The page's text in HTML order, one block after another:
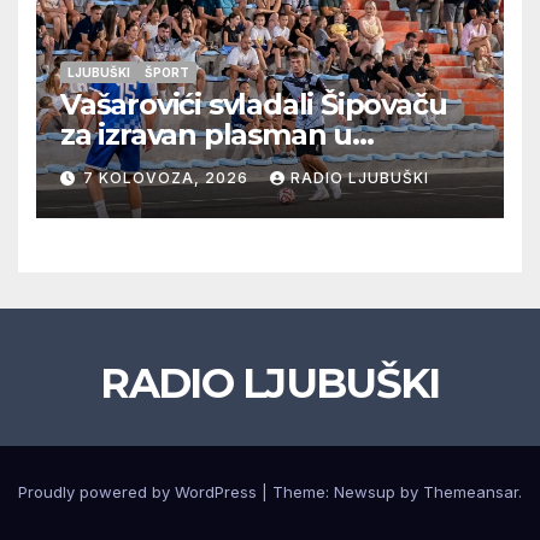
LJUBUŠKI ŠPORT
Vašarovići svladali Šipovaču
za izravan plasman u
četvrtfinale, Grab izborio
prolazak dalje, Klobuk ispao,
večeras počinje četvrtfinale
7 KOLOVOZA, 2026 RADIO LJUBUŠKI
RADIO LJUBUŠKI
Proudly powered by WordPress Theme: Newsup by Themeansar.